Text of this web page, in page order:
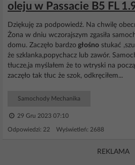
oleju w Passacie B5 FL
Dziękuję za podpowiedź. Na chwilę
Żona w dniu wczorajszym zgasiła
domu. Zaczęło bardzo głośno stukać
że szklanka,popychacz lub zawór.
tłucze,ja myślałem że to wtryski na
zaczęło tak tłuc że szok, odkręciłem...
Samochody Mechanika
29 Gru 2023 07:10
Odpowiedzi: 22 Wyświetleń: 2688
REKLAMA